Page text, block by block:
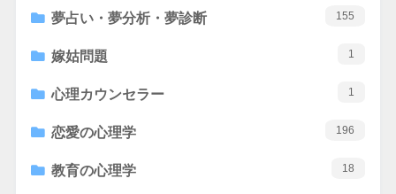
夢占い・夢分析・夢診断 155
嫁姑問題 1
心理カウンセラー 1
恋愛の心理学 196
教育の心理学 18